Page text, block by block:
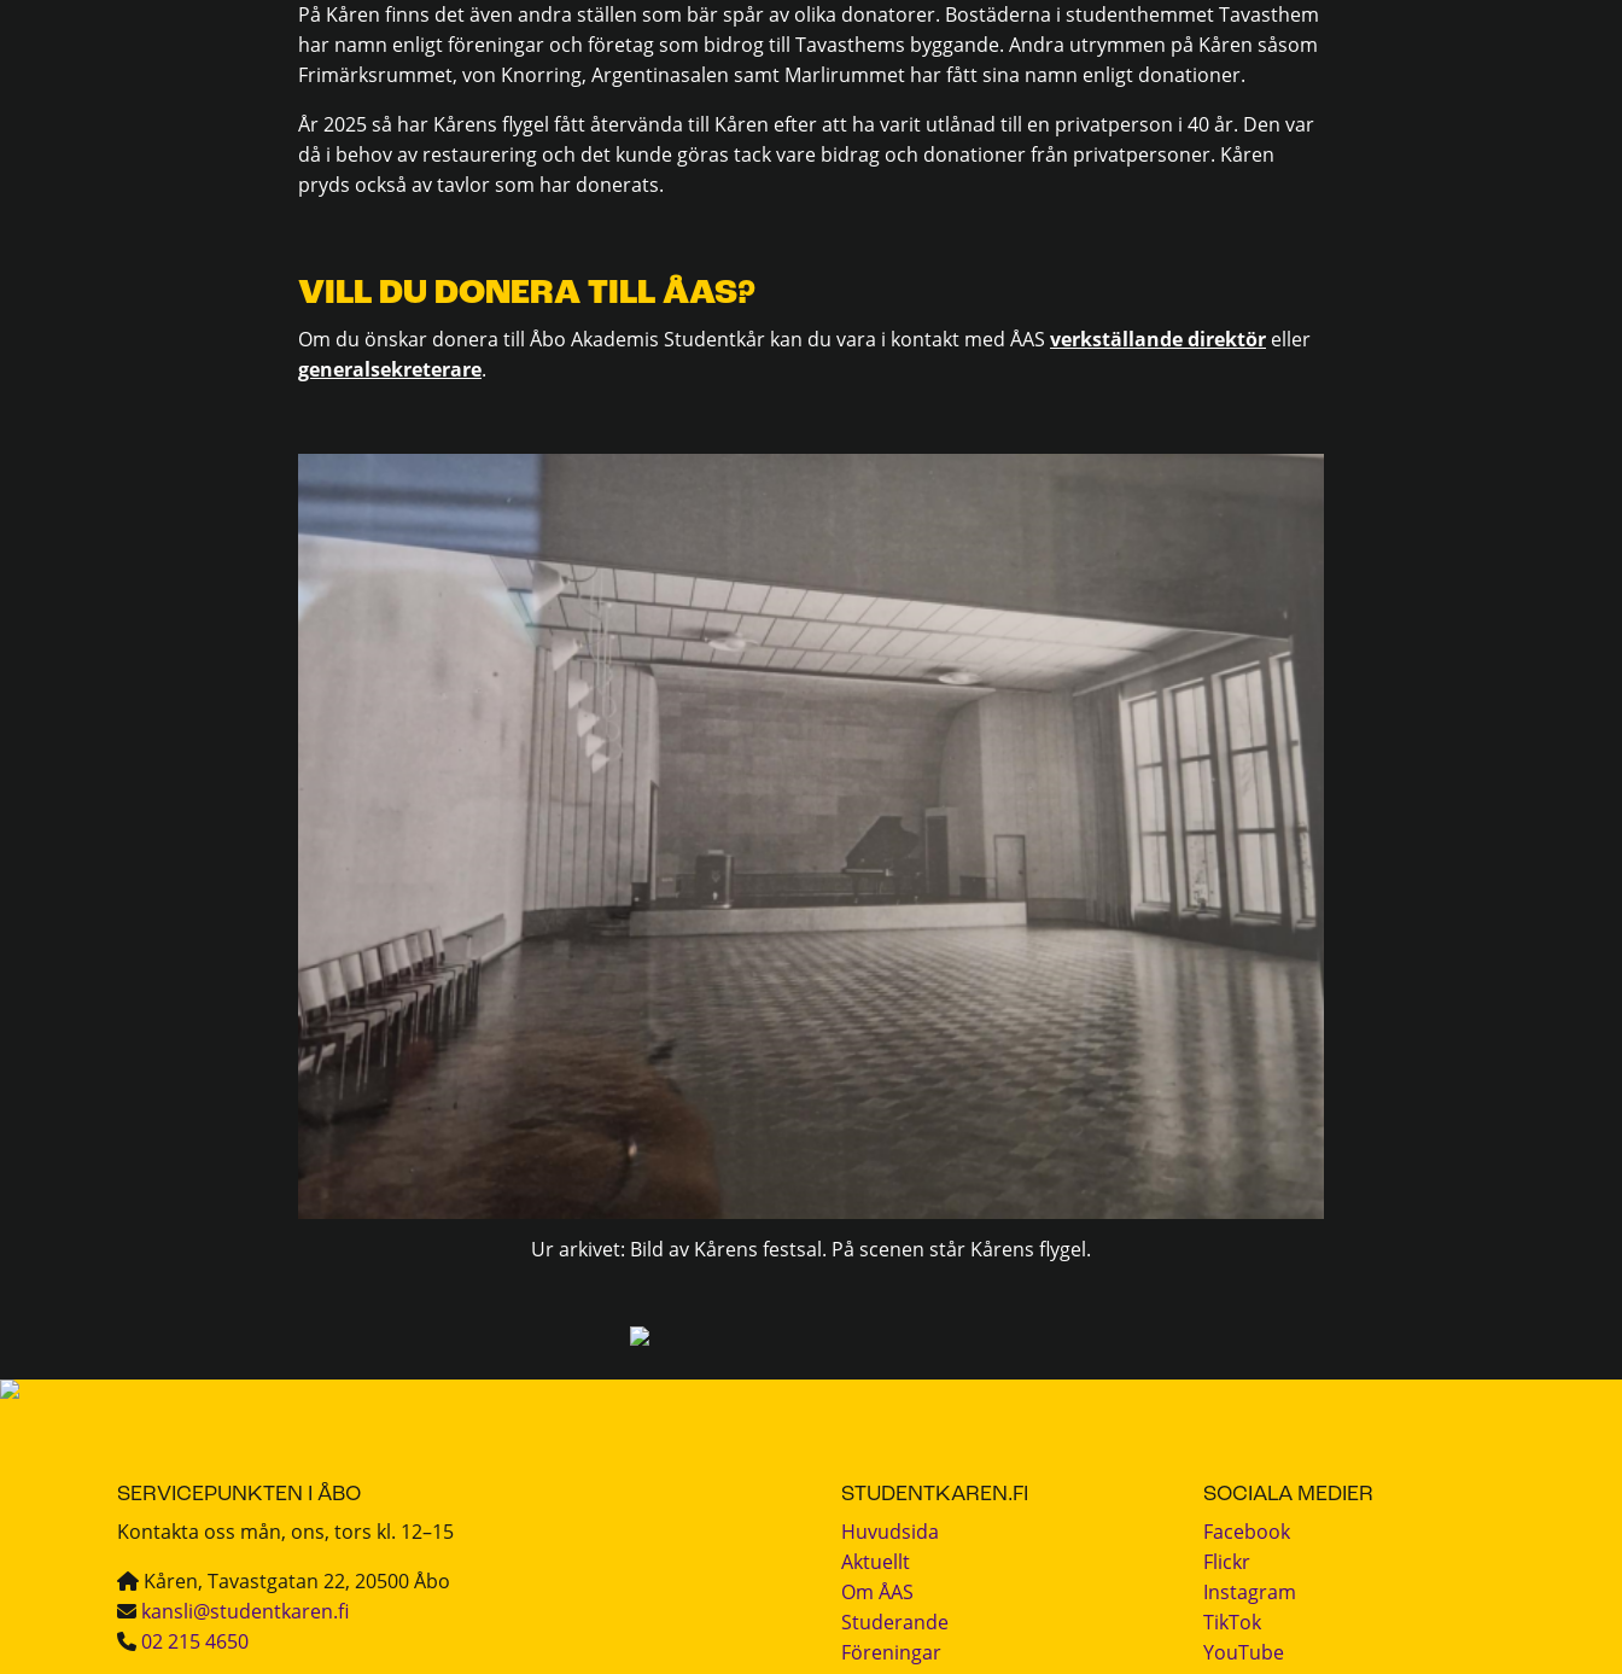
På Kåren finns det även andra ställen som bär spår av olika donatorer. Bostäderna i studenthemmet Tavasthem
har namn enligt föreningar och företag som bidrog till Tavasthems byggande. Andra utrymmen på Kåren såsom
Frimärksrummet, von Knorring, Argentinasalen samt Marlirummet har fått sina namn enligt donationer.
År 2025 så har Kårens flygel fått återvända till Kåren efter att ha varit utlånad till en privatperson i 40 år. Den var
då i behov av restaurering och det kunde göras tack vare bidrag och donationer från privatpersoner. Kåren
pryds också av tavlor som har donerats.
VILL DU DONERA TILL ÅAS?
Om du önskar donera till Åbo Akademis Studentkår kan du vara i kontakt med ÅAS verkställande direktör eller
generalsekreterare.
Ur arkivet: Bild av Kårens festsal. På scenen står Kårens flygel.
SERVICEPUNKTEN I ÅBO
Kontakta oss mån, ons, tors kl. 12–15
Kåren, Tavastgatan 22, 20500 Åbo
kansli@studentkaren.fi
02 215 4650
STUDENTKAREN.FI
Huvudsida
Aktuellt
Om ÅAS
Studerande
Föreningar
SOCIALA MEDIER
Facebook
Flickr
Instagram
TikTok
YouTube